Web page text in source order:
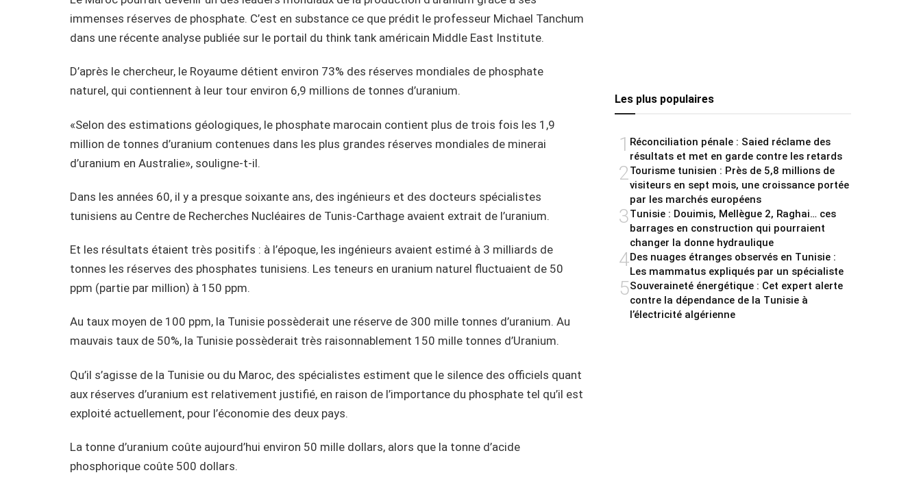
immenses réserves de phosphate. C’est en substance ce que prédit le professeur Michael Tanchum
dans une récente analyse publiée sur le portail du think tank américain Middle East Institute.
D’après le chercheur, le Royaume détient environ 73% des réserves mondiales de phosphate
naturel, qui contiennent à leur tour environ 6,9 millions de tonnes d’uranium.
«Selon des estimations géologiques, le phosphate marocain contient plus de trois fois les 1,9
million de tonnes d’uranium contenues dans les plus grandes réserves mondiales de minerai
d’uranium en Australie», souligne-t-il.
Dans les années 60, il y a presque soixante ans, des ingénieurs et des docteurs spécialistes
tunisiens au Centre de Recherches Nucléaires de Tunis-Carthage avaient extrait de l’uranium.
Et les résultats étaient très positifs : à l’époque, les ingénieurs avaient estimé à 3 milliards de
tonnes les réserves des phosphates tunisiens. Les teneurs en uranium naturel fluctuaient de 50
ppm (partie par million) à 150 ppm.
Au taux moyen de 100 ppm, la Tunisie possèderait une réserve de 300 mille tonnes d’uranium. Au
mauvais taux de 50%, la Tunisie possèderait très raisonnablement 150 mille tonnes d’Uranium.
Qu’il s’agisse de la Tunisie ou du Maroc, des spécialistes estiment que le silence des officiels quant
aux réserves d’uranium est relativement justifié, en raison de l’importance du phosphate tel qu’il est
exploité actuellement, pour l’économie des deux pays.
La tonne d’uranium coûte aujourd’hui environ 50 mille dollars, alors que la tonne d’acide
phosphorique coûte 500 dollars.
Les plus populaires
1 Réconciliation pénale : Saied réclame des
résultats et met en garde contre les retards
2Tourisme tunisien : Près de 5,8 millions de
visiteurs en sept mois, une croissance portée
par les marchés européens
3Tunisie : Douimis, Mellègue 2, Raghai… ces
barrages en construction qui pourraient
changer la donne hydraulique
4Des nuages étranges observés en Tunisie :
Les mammatus expliqués par un spécialiste
5Souveraineté énergétique : Cet expert alerte
contre la dépendance de la Tunisie à
l’électricité algérienne